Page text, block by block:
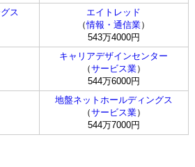
ス
エイトレッド
（情報・通信業）
543万4000円
キャリアデザインセンター
（サービス業）
544万6000円
地盤ネットホールディングス
（サービス業）
544万7000円